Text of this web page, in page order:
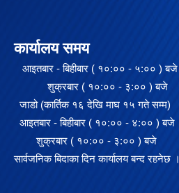
कार्यालय समय
आइतबार - बिहीबार ( १०:०० - ५:०० ) बजे
शुक्रबार ( १०:०० - ३:०० ) बजे
जाडो (कार्तिक १६ देखि माघ १५ गते सम्म)
आइतबार - बिहीबार ( १०:०० - ४:०० ) बजे
शुक्रबार ( १०:०० - ३:०० ) बजे
सार्वजनिक बिदाका दिन कार्यालय बन्द रहनेछ ।